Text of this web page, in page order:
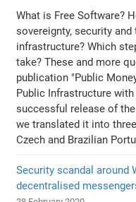
What is Free Software?
sovereignty, security
infrastructure? Which
take? These and more
publication "Public
Public Infrastructure
successful release of
we translated it into
Czech and Brazilian
Security scandal around
decentralised